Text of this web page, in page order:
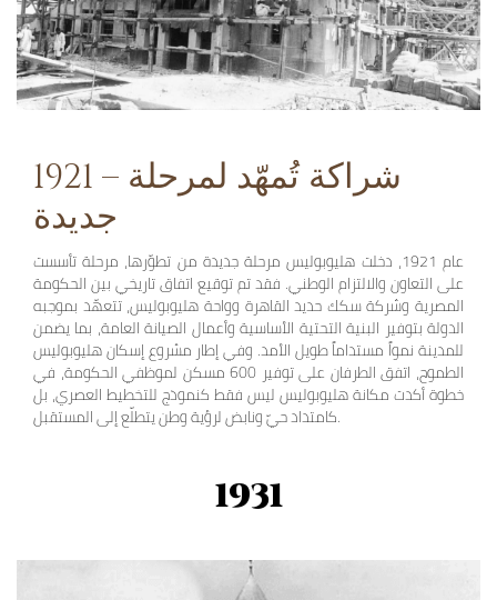
1921 – شراكة تُمهّد لمرحلة
جديدة
عام 1921، دخلت هليوبوليس مرحلة جديدة من تطوّرها، مرحلة تأسست
على التعاون والالتزام الوطني. فقد تم توقيع اتفاق تاريخي بين الحكومة
المصرية وشركة سكك حديد القاهرة وواحة هليوبوليس، تتعهّد بموجبه
الدولة بتوفير البنية التحتية الأساسية وأعمال الصيانة العامة، بما يضمن
للمدينة نمواً مستداماً طويل الأمد. وفي إطار مشروع إسكان هليوبوليس
الطموح، اتفق الطرفان على توفير 600 مسكن لموظفي الحكومة، في
خطوة أكدت مكانة هليوبوليس ليس فقط كنموذج للتخطيط العصري، بل
كامتداد حيّ ونابض لرؤية وطن يتطلّع إلى المستقبل.
1931